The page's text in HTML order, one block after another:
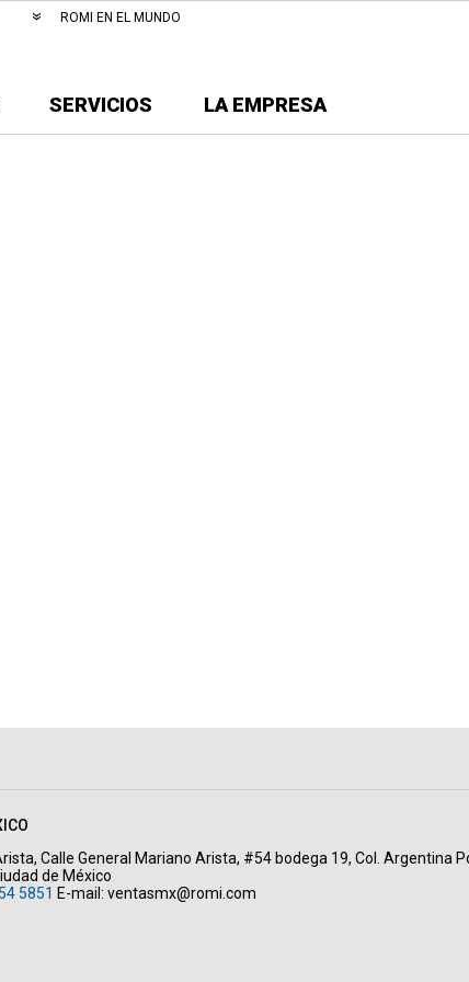
ROMI EN EL MUNDO
SERVICIOS LA EMPRESA
Calle General Mariano Arista, #54 bodega 19, Col. Argentina
de México
5851 E-mail:ventasmx@romi.com